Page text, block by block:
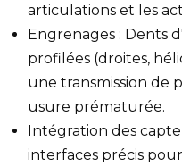
articulations et les
Engrenages : Dents
profilées (droites,
une transmission de
usure prématurée.
Intégration des
interfaces précis